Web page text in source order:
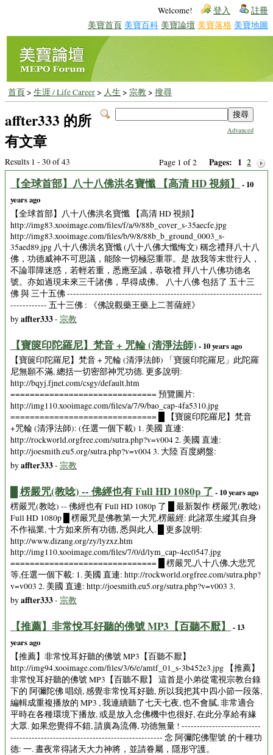
Welcome! 登入 註冊
美寶首頁 美寶百科 美寶論壇 美寶落格 美寶地圖
首頁> 生涯 / Life Career> 人生 > 宗教 > 搜尋
Advanced
affter333 的所
有文章
Page 1 of 2 Pages: 1 2
Results 1 - 30 of 43
【全球首部】八十八佛洪名寶懺 【高清 HD 視頻】
- 10
years ago
【全球首部】八十八佛洪名寶懺 【高清 HD 視頻】
http://img83.xooimage.com/files/f/a/9/88b_cover_s-35aecfe.jpg
http://img83.xooimage.com/files/b/9/8/88b_b_ground_0003_s-
35aed89.jpg 八十八佛洪名寶懺 (八十八佛大懺悔文) 稱念禮拜八十八
佛，功德威神不可思議，能除一切極惡重罪。是 故我等末世行人，
不論罪障迷惑，若輕若重，悉應至誠，恭敬禮 拜八十八佛功德名
號。亦如過現未來三千諸佛，早得成佛。 八十八佛 包括了 五十三
佛 與 三十五佛 ----------------------------------------------------------------
------------ 五十三佛 : 《佛說觀藥王藥上二菩薩經》
byaffter333- 宗教
【寶篋印陀羅尼】梵音 + 咒輪 (清淨法師) - 10 years ago
【寶篋印陀羅尼】梵音 + 咒輪 (清淨法師) 「寶篋印陀羅尼」此陀羅
尼無願不滿, 總括一切密部神咒功德. 更多說明:
http://bqyj.fjnet.com/csgy/default.htm
============================== 預覽圖片:
http://img110.xooimage.com/files/a/7/9/bao_cap-4fa5310.jpg
============================== █ 【寶篋印陀羅尼】梵音
+咒輪 (清淨法師): (任選一個下載) 1. 美國 直連:
http://rockworld.orgfree.com/sutra.php?v=v004 2. 美國 直連:
http://joesmith.eu5.org/sutra.php?v=v004 3. 大陸 百度網盤:
byaffter333- 宗教
█ 楞嚴咒(教唸) -- 佛經也有 Full HD 1080p 了 - 10 years ago
楞嚴咒(教唸) -- 佛經也有 Full HD 1080p 了 █ 最新製作 楞嚴咒(教唸)
Full HD 1080p █ 楞嚴咒是佛教第一大咒,楞嚴經: 此諸眾生縱其自身
不作福業, 十方如來所有功德, 悉與此人. █ 更多說明:
http://www.dizang.org/zy/lyzxz.htm
http://img110.xooimage.com/files/7/0/d/lym_cap-4ec0547.jpg
============================== █ 楞嚴咒,八十八佛,大悲咒
等,任選一個下載: 1. 美國 直連: http://rockworld.orgfree.com/sutra.php?
v=v003 2. 美國 直連: http://joesmith.eu5.org/sutra.php?v=v003 3.
byaffter333- 宗教
【推薦】非常悅耳好聽的佛號 MP3【百聽不厭】
- 13
years ago
【推薦】非常悅耳好聽的佛號 MP3【百聽不厭】
http://img94.xooimage.com/files/3/6/e/amtf_01_s-3b452e3.jpg 【推薦】
非常悅耳好聽的佛號 MP3【百聽不厭】 這首是小弟從電視宗教台錄
下的 阿彌陀佛 唱頌, 感覺非常悅耳好聽, 所以我把其中四小節一段落,
編輯成重複播放的 MP3 , 我連續聽了七天七夜, 也不會膩, 非常適合
平時在各種環境下播放, 或是放入念佛機中也很好, 在此分享給有緣
大眾. 如果您覺得不錯, 請廣為流傳, 功德無量 ! --------------------------
-------------------------------------------------- 念 阿彌陀佛聖號 的十種功
德: 一. 晝夜常得諸天大力神將，並請眷屬，隱形守護。